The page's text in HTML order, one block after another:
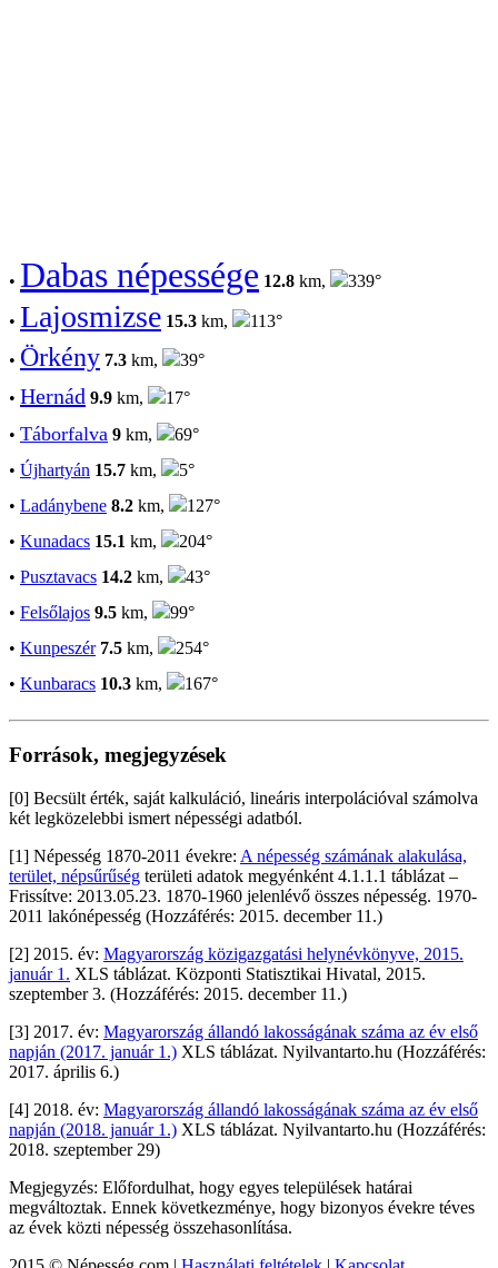
• Dabas népessége 12.8 km, 339°
• Lajosmizse 15.3 km, 113°
• Örkény 7.3 km,
39°
• Hernád 9.9 km,
17°
• Táborfalva 9 km,
69°
• Újhartyán 15.7 km,
5°
• Ladánybene 8.2 km,
127°
• Kunadacs 15.1 km,
204°
• Pusztavacs 14.2 km,
43°
• Felsőlajos 9.5 km,
99°
• Kunpeszér 7.5 km,
254°
• Kunbaracs 10.3 km, 167°
Források, megjegyzések
[0] Becsült érték, saját kalkuláció, lineáris interpolációval számolva
két legközelebbi ismert népességi adatból.
[1] Népesség 1870-2011 évekre: A népesség számának alakulása,
terület, népsűrűség területi adatok megyénként 4.1.1.1 táblázat –
Frissítve: 2013.05.23. 1870-1960 jelenlévő összes népesség. 1970-
2011 lakónépesség (Hozzáférés: 2015. december 11.)
[2] 2015. év: Magyarország közigazgatási helynévkönyve, 2015.
január 1. XLS táblázat. Központi Statisztikai Hivatal, 2015.
szeptember 3. (Hozzáférés: 2015. december 11.)
[3] 2017. év: Magyarország állandó lakosságának száma az év első
napján (2017. január 1.) XLS táblázat. Nyilvantarto.hu (Hozzáférés:
2017. április 6.)
[4] 2018. év: Magyarország állandó lakosságának száma az év első
napján (2018. január 1.) XLS táblázat. Nyilvantarto.hu (Hozzáférés:
2018. szeptember 29)
Megjegyzés: Előfordulhat, hogy egyes települések határai
megváltoztak. Ennek következménye, hogy bizonyos évekre téves
az évek közti népesség összehasonlítása.